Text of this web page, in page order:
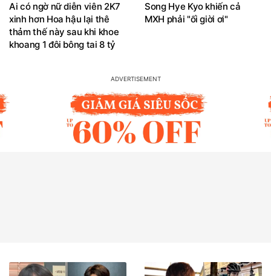
Ai có ngờ nữ diễn viên 2K7
xinh hơn Hoa hậu lại thê
thảm thế này sau khi khoe
khoang 1 đôi bông tai 8 tỷ
Song Hye Kyo khiến cả
MXH phải "ối giời ơi"